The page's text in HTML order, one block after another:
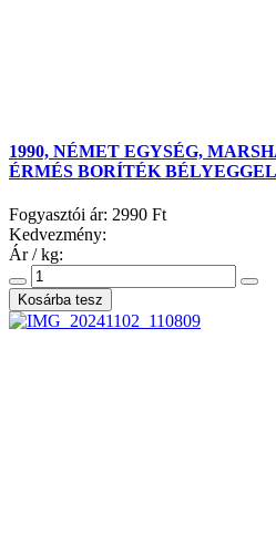
1990, NÉMET EGYSÉG,
ÉRMÉS BORÍTÉK
Fogyasztói ár: 2990 Ft
Kedvezmény:
Ár / kg: